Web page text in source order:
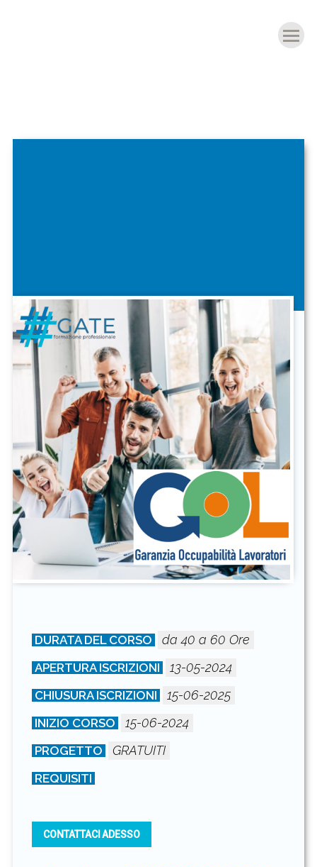
DURATA DEL CORSO da 40 a 60 Ore
APERTURA ISCRIZIONI 13-05-2024
CHIUSURA ISCRIZIONI 15-06-2025
INIZIO CORSO 15-06-2024
PROGETTO GRATUITI
REQUISITI
CONTATTACI ADESSO